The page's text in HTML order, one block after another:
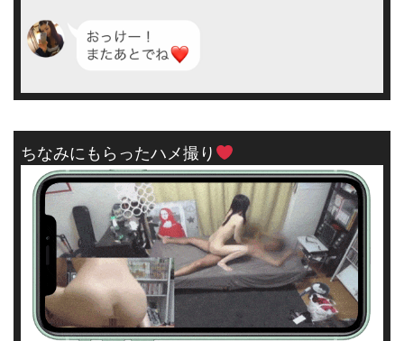
ちなみにもらったハメ撮り